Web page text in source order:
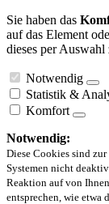
Sie haben das
auf das Element
dieses per Auswahl
Notwendig
Statistik &
Komfort
Notwendig:
Diese Cookies sind
Systemen nicht
Reaktion auf von
entsprechen, wie etwa